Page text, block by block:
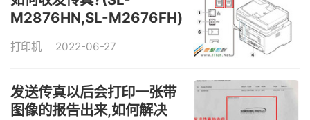
M2876HN,SL-M2676FH)
打印机 2022-06-27
发送传真以后会打印一张带
图像的报告出来,如何解决